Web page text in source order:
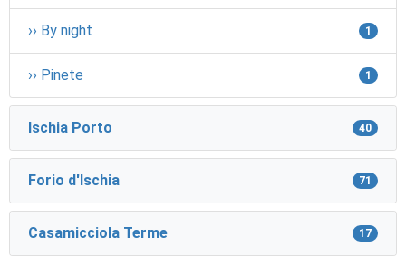
›› By night 1
›› Pinete 1
Ischia Porto 40
Forio d'Ischia 71
Casamicciola Terme 17